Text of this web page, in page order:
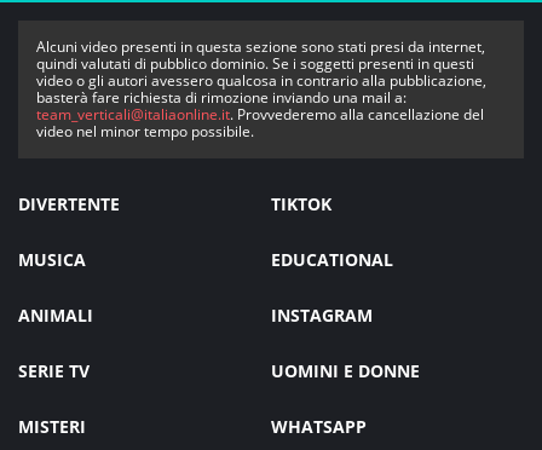
Alcuni video presenti in questa sezione sono stati presi da internet,
quindi valutati di pubblico dominio. Se i soggetti presenti in questi
video o gli autori avessero qualcosa in contrario alla pubblicazione,
basterà fare richiesta di rimozione inviando una mail a:
team_verticali@italiaonline.it. Provvederemo alla cancellazione del
video nel minor tempo possibile.
DIVERTENTE TIKTOK
MUSICA EDUCATIONAL
ANIMALI INSTAGRAM
SERIE TV UOMINI E DONNE
MISTERI WHATSAPP